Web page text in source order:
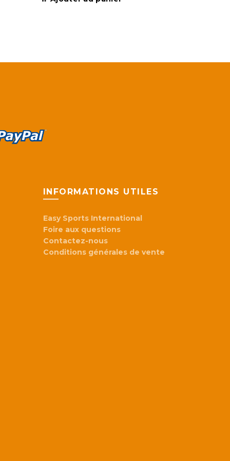
INFORMATIONS UTILES
Easy Sports International
Foire aux questions
Contactez-nous
Conditions générales de vente